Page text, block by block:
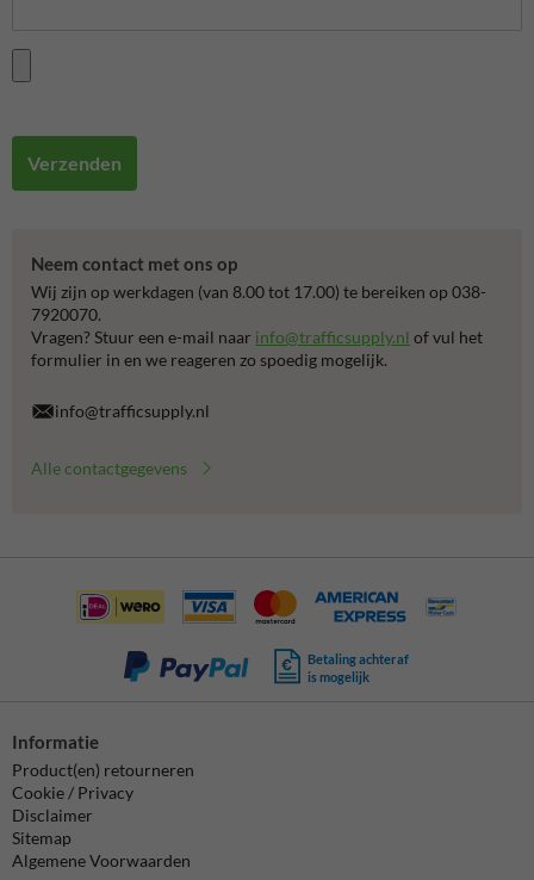
Verzenden
Neem contact met ons op
Wij zijn op werkdagen (van 8.00 tot 17.00) te bereiken op 038-
7920070.
Vragen? Stuur een e-mail naar info@trafficsupply.nl of vul het
formulier in en we reageren zo spoedig mogelijk.
info@trafficsupply.nl
Alle contactgegevens
Betaling achteraf
is mogelijk
Informatie
Product(en) retourneren
Cookie / Privacy
Disclaimer
Sitemap
Algemene Voorwaarden